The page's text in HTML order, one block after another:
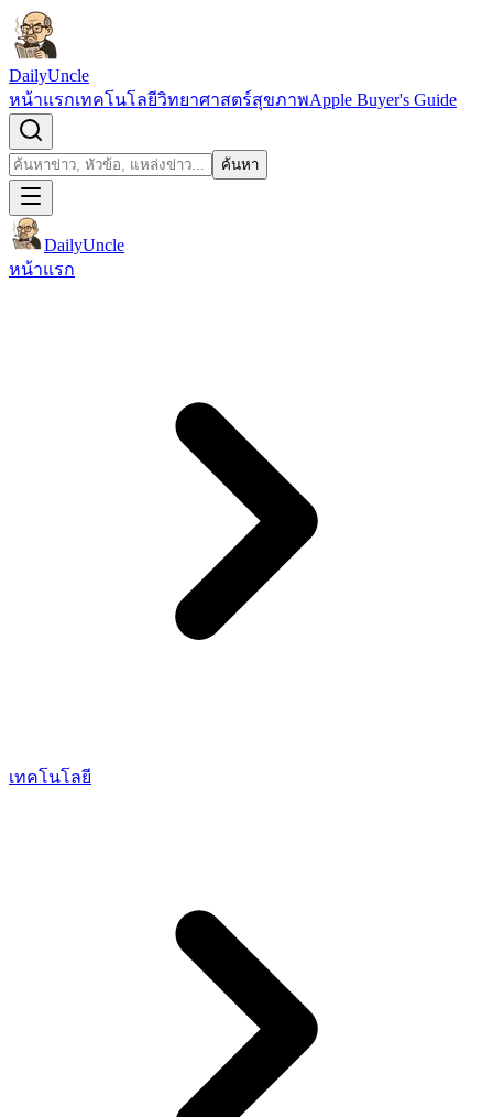
ข้ามไปยังเนื้อหา
DailyUncle
หน้าแรกเทคโนโลยีวิทยาศาสตร์สุขภาพApple Buyer's Guide
ค้นหา ค้นหา
DailyUncle
หน้าแรก
เทคโนโลยี